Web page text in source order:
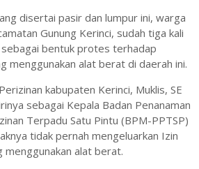
disertai pasir dan lumpur ini, warga
Gunung Kerinci, sudah tiga kali
sebagai bentuk protes terhadap
menggunakan alat berat di daerah ini.
kabupaten Kerinci, Muklis, SE
sebagai Kepala Badan Penanaman
Terpadu Satu Pintu (BPM-PPTSP)
tidak pernah mengeluarkan Izin
menggunakan alat berat.